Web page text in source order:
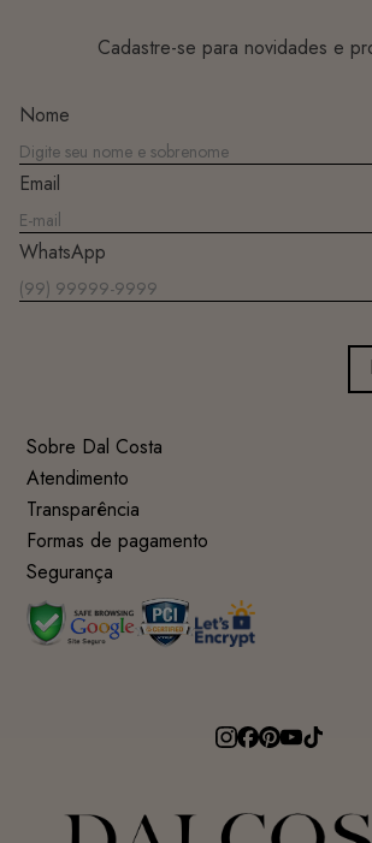
Cadastre-se para novidades e
Nome
Email
WhatsApp
Sobre Dal Costa
Atendimento
Transparência
Formas de pagamento
Segurança